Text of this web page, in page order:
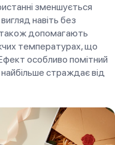
зменшується
навіть без
також допомагають
температурах, що
особливо помітний
страждає від